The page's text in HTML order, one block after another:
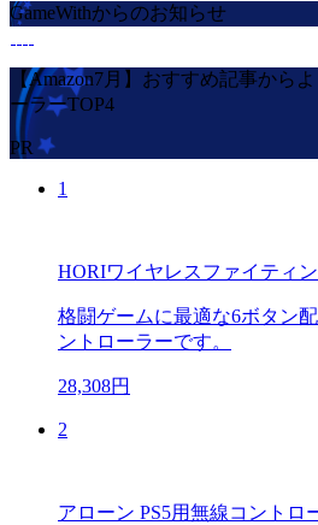
GameWithからのお知らせ
【Amazon7月】おすすめ記事から
ーラーTOP4
PR
1
HORIワイヤレスファイティ
格闘ゲームに最適な6ボタン
ントローラーです。
28,308円
2
アローン PS5用無線コントロ